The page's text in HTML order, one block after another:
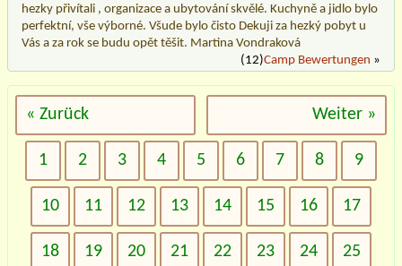
hezky přivítali , organizace a ubytování skvělé. Kuchyně a jidlo bylo
perfektní, vše výborné. Všude bylo čisto Dekuji za hezký pobyt u
Vás a za rok se budu opět těšit. Martina Vondraková
(12)Camp Bewertungen »
« Zurück Weiter »
1 2 3 4 5 6 7 8 9
10 11 12 13 14 15 16 17
18 19 20 21 22 23 24 25